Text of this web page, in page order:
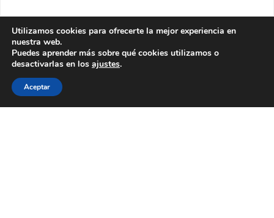
Utilizamos cookies para ofrecerte la mejor experiencia en
nuestra web.
Puedes aprender más sobre qué cookies utilizamos o
desactivarlas en los ajustes.
Aceptar